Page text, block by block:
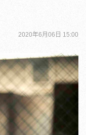
2020年6月06日 15:00